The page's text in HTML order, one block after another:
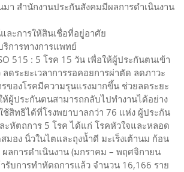
มา สำนักงานประกันสังคมมีผลการดำเนินงาน
ละการให้สินเชื่อที่อยู่อาศัย
ริการทางการแพทย์
515 : 5 โรค 15 วัน เพื่อให้ผู้ประกันตนเข้า
ลดระยะเวลาการรอคอยการผ่าตัด ลดภาวะ
ของโรคมีความรุนแรงมากขึ้น ช่วยลดระยะ
ห้ผู้ประกันตนสามารถกลับไปทำงานได้อย่าง
ช้สิทธิได้ที่โรงพยาบาลกว่า 76 แห่ง ผู้ประกัน
ะหัตถการ 5 โรค ได้แก่ โรคหัวใจและหลอด
มอง นิ่วในไตและถุงน้ำดี มะเร็งเต้านม ก้อน
ลการดำเนินงาน (มกราคม – พฤศจิกายน
รับการทำหัตถการแล้ว จำนวน 16,166 ราย